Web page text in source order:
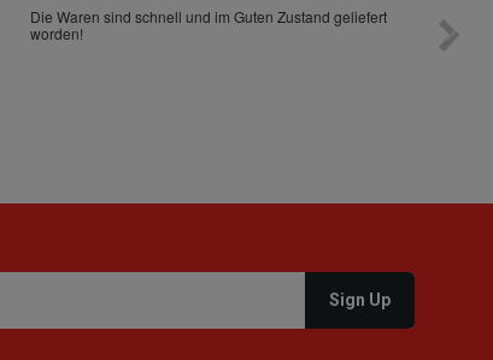
Die Waren sind schnell und im Guten Zustand geliefert
worden!